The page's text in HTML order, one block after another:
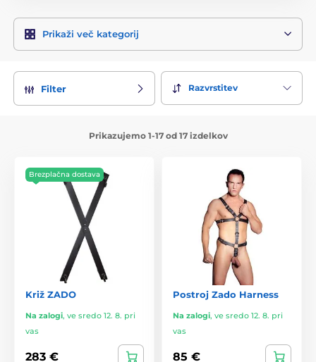
Prikaži več kategorij
Filter Razvrstitev
Prikazujemo 1-17 od 17 izdelkov
Brezplačna dostava
Križ ZADO
Na zalogi, ve sredo 12. 8. pri
vas
283 €
Postroj Zado Harness
Na zalogi, ve sredo 12. 8. pri
vas
85 €